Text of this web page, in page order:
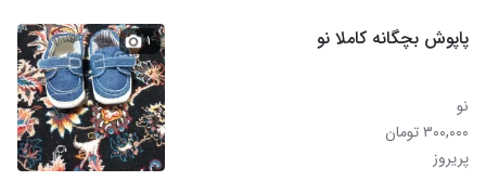
پاپوش بچگانه کاملا نو
نو
۳۰۰,۰۰۰ تومان
پریروز
۱